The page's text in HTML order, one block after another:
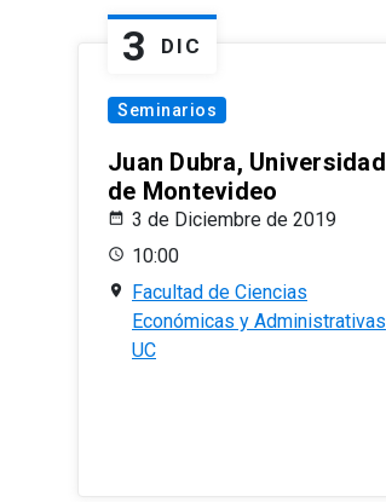
3 DIC
Seminarios
Juan Dubra, Universidad
de Montevideo
3 de Diciembre de 2019
10:00
Facultad de Ciencias
Económicas y Administrativas
UC